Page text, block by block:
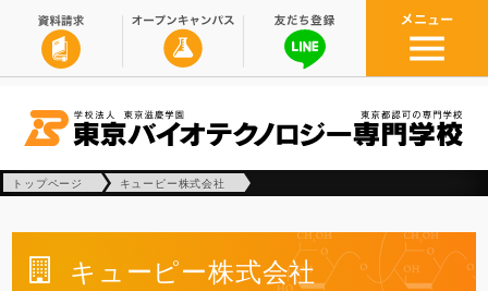
トップページ キューピー株式会社
キューピー株式会社